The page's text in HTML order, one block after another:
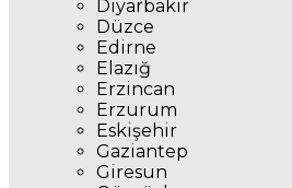
Diyarbakır
Düzce
Edirne
Elazığ
Erzincan
Erzurum
Eskişehir
Gaziantep
Giresun